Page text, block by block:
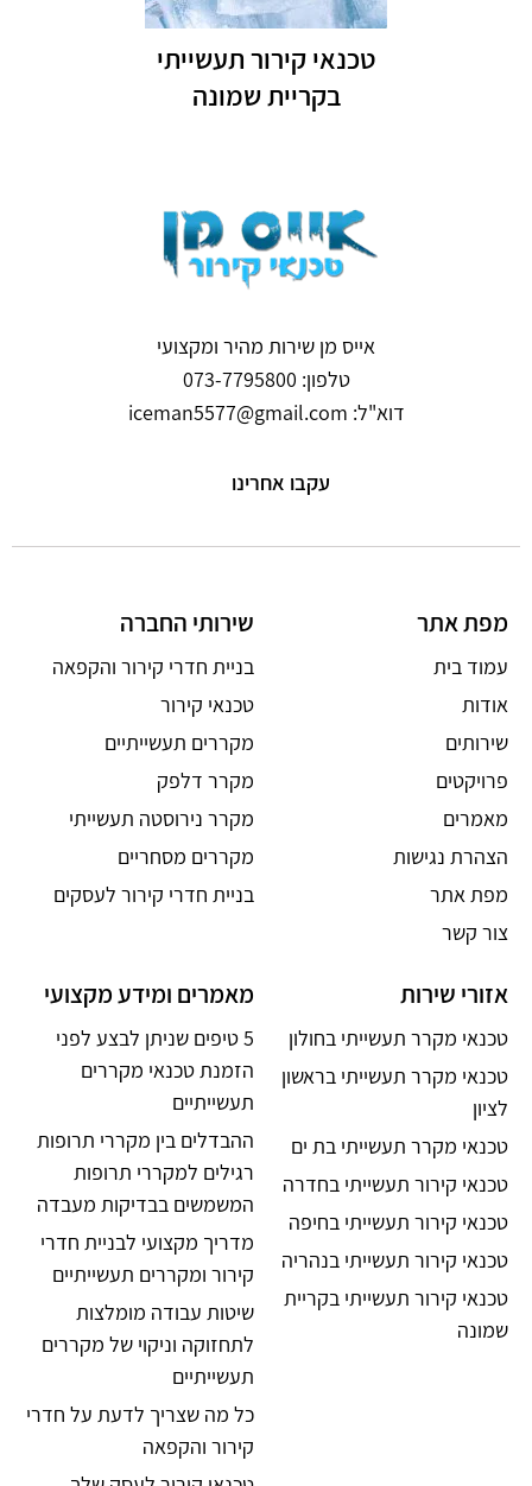
טכנאי קירור תעשייתי
בקריית שמונה
אייס מן שירות מהיר ומקצועי
טלפון: 073-7795800
דוא"ל: iceman5577@gmail.com
עקבו אחרינו
מפת אתר
עמוד בית
אודות
שירותים
פרויקטים
מאמרים
הצהרת נגישות
מפת אתר
צור קשר
שירותי החברה
בניית חדרי קירור והקפאה
טכנאי קירור
מקררים תעשייתיים
מקרר דלפק
מקרר נירוסטה תעשייתי
מקררים מסחריים
בניית חדרי קירור לעסקים
אזורי שירות
טכנאי מקרר תעשייתי בחולון
טכנאי מקרר תעשייתי בראשון
לציון
טכנאי מקרר תעשייתי בת ים
טכנאי קירור תעשייתי בחדרה
טכנאי קירור תעשייתי בחיפה
טכנאי קירור תעשייתי בנהריה
טכנאי קירור תעשייתי בקריית
שמונה
מאמרים ומידע מקצועי
5 טיפים שניתן לבצע לפני
הזמנת טכנאי מקררים
תעשייתיים
ההבדלים בין מקררי תרופות
רגילים למקררי תרופות
המשמשים בבדיקות מעבדה
מדריך מקצועי לבניית חדרי
קירור ומקררים תעשייתיים
שיטות עבודה מומלצות
לתחזוקה וניקוי של מקררים
תעשייתיים
כל מה שצריך לדעת על חדרי
קירור והקפאה